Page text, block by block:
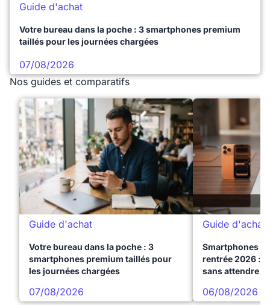
Guide d'achat
Votre bureau dans la poche : 3 smartphones premium
taillés pour les journées chargées
07/08/2026
Nos guides et comparatifs
Guide d'achat
Votre bureau dans la poche : 3
smartphones premium taillés pour
les journées chargées
07/08/2026
Guide d'achat
Smartphones
rentrée 2026 :
sans attendre
06/08/2026